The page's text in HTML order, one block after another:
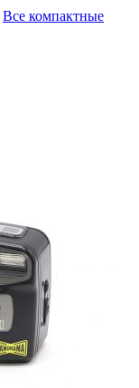
Все компактные